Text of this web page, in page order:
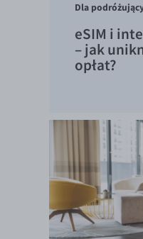
Dla
eSIM i
– jak
opłat?